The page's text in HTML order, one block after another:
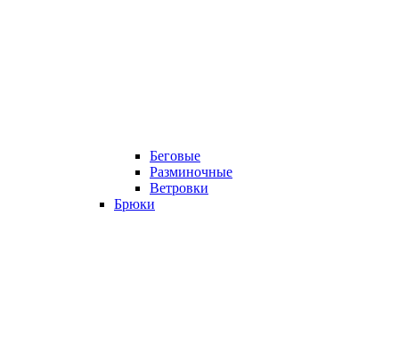
Беговые
Разминочные
Ветровки
Брюки